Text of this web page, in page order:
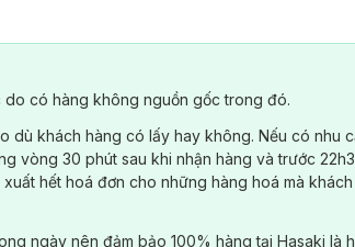
do có hàng không nguồn gốc trong đó.
dù khách hàng có lấy hay không. Nếu có nhu
vòng 30 phút sau khi nhận hàng và trước
hết hoá đơn cho những hàng hoá mà
ngày nên đảm bảo 100% hàng tại Hasaki là